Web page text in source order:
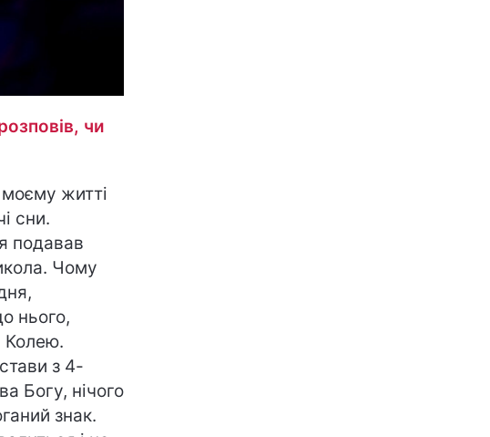
чи
житті
сни.
подавав
Чому
нього,
Колею.
з 4-
Богу, нічого
знак.